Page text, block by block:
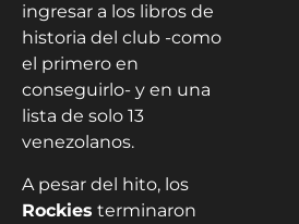
ingresar a los libros de
historia del club -como
el primero en
conseguirlo- y en una
lista de solo 13
venezolanos.
A pesar del hito, los
Rockies terminaron